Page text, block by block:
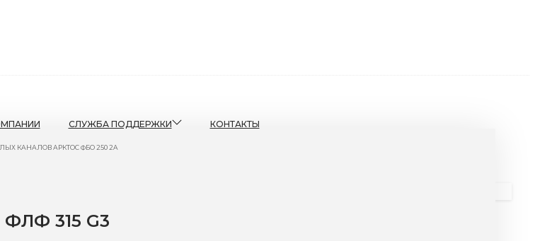
СЛУЖБА ПОДДЕРЖКИ КОНТАКТЫ
КАНАЛОВ АРКТОС ФБО 250 2A
315 G3